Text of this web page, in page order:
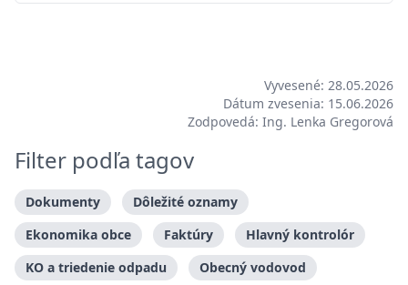
Vyvesené: 28.05.2026
Dátum zvesenia: 15.06.2026
Zodpovedá: Ing. Lenka Gregorová
Filter podľa tagov
Dokumenty
Dôležité oznamy
Ekonomika obce
Faktúry
Hlavný kontrolór
KO a triedenie odpadu
Obecný vodovod